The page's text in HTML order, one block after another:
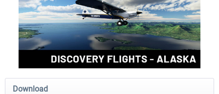
Perfect Flight - Flying Germany MSFS
Perfect Flight - FS Explorer -
Italy MSFS
Download